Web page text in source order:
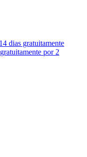
dias gratuitamente
por 2